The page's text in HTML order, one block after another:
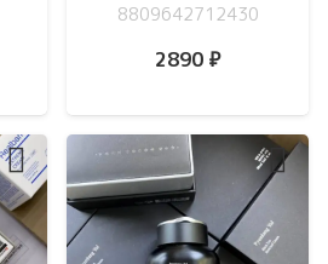
8809642712430
2890 ₽